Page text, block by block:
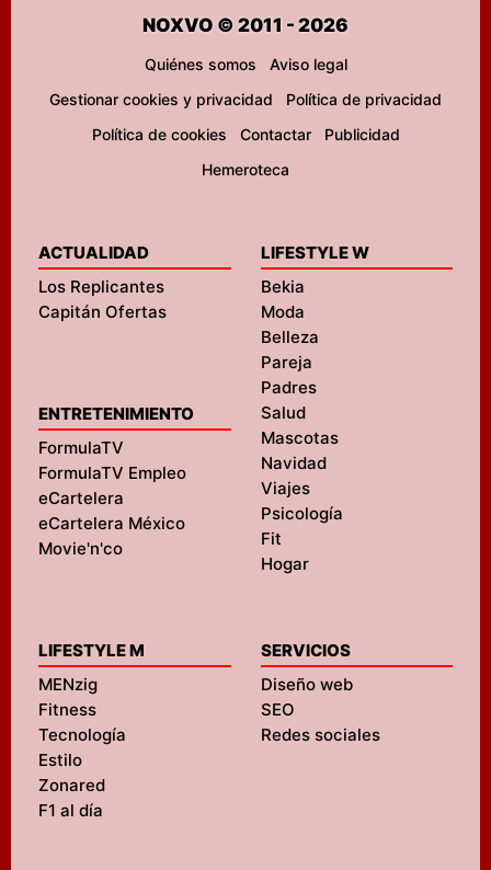
NOXVO © 2011 - 2026
Quiénes somos
Aviso legal
Gestionar cookies y privacidad
Política de privacidad
Política de cookies
Contactar
Publicidad
Hemeroteca
ACTUALIDAD
Los Replicantes
Capitán Ofertas
ENTRETENIMIENTO
FormulaTV
FormulaTV Empleo
eCartelera
eCartelera México
Movie'n'co
LIFESTYLE W
Bekia
Moda
Belleza
Pareja
Padres
Salud
Mascotas
Navidad
Viajes
Psicología
Fit
Hogar
LIFESTYLE M
MENzig
Fitness
Tecnología
Estilo
Zonared
F1 al día
SERVICIOS
Diseño web
SEO
Redes sociales